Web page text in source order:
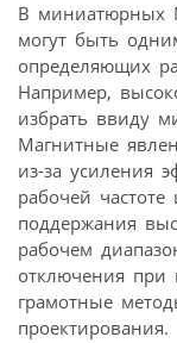
В миниатюрных
могут быть
определяющих
Например,
избрать ввиду
Магнитные
из-за усиления
рабочей
поддержания
рабочем
отключения при
грамотные
проектирования.